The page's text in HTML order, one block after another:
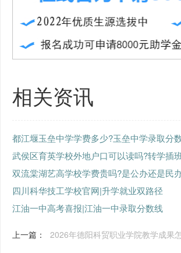
相关资讯
都江堰玉垒中学学费多少?玉垒中学录取分
武侯区育英学校外地户口可以读吗?转学插
双流棠湖艺高学校学费贵吗?是公办还是民
四川科华技工学校官网|升学就业双路径
江油一中高考喜报|江油一中录取分数线
上一篇： 2026年德阳科贸职业学院教学成果